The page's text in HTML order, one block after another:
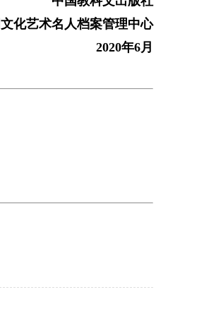
文化艺术名人档案管理中心
2020年6月